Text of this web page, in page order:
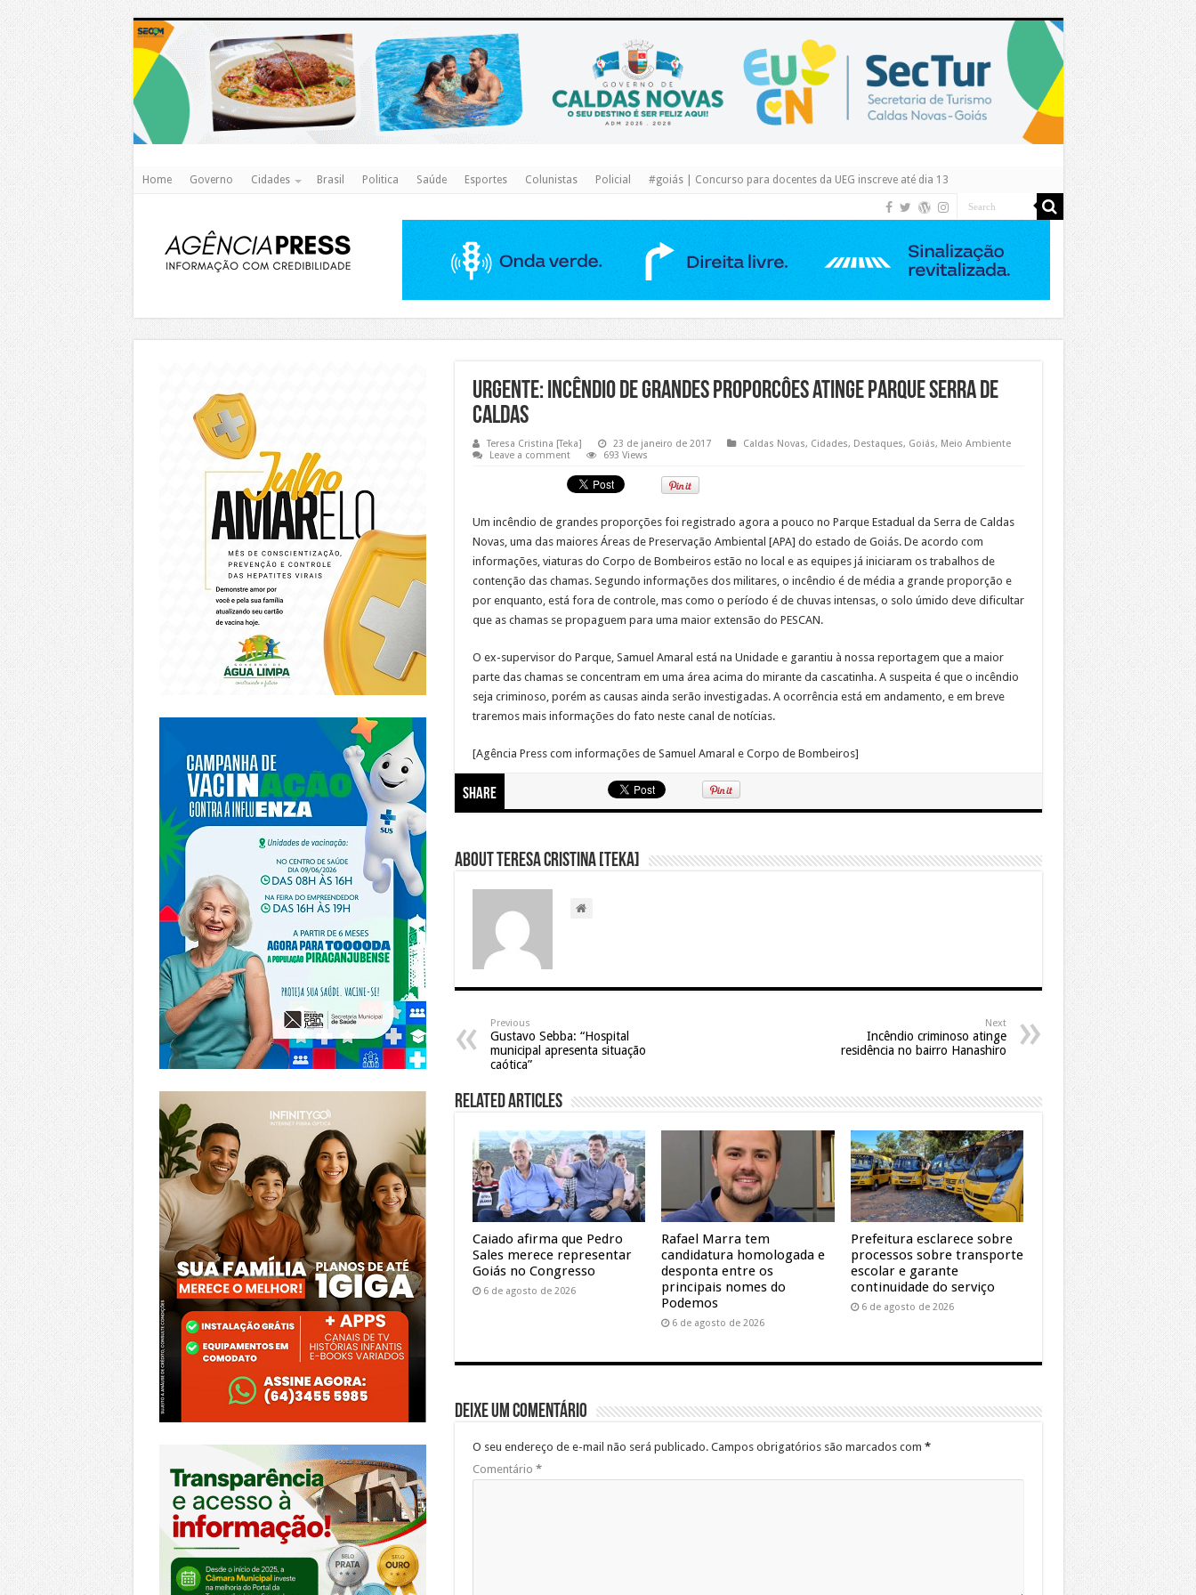
https://www.caldasnovas.go.gov.br/
Home Governo Cidades Brasil Politica Saúde Esportes Colunistas Policial #goiás | Concurso para docentes da UEG inscreve até dia 13
Urgente: Incêndio de grandes proporcôes atinge Parque Serra de
Caldas
Teresa Cristina [Teka] 23 de janeiro de 2017 Caldas Novas, Cidades, Destaques, Goiás, Meio Ambiente
Leave a comment
693 Views
Um incêndio de grandes proporções foi registrado agora a pouco no Parque Estadual da Serra de Caldas
Novas, uma das maiores Áreas de Preservação Ambiental [APA] do estado de Goiás. De acordo com
informações, viaturas do Corpo de Bombeiros estão no local e as equipes já iniciaram os trabalhos de
contenção das chamas. Segundo informações dos militares, o incêndio é de média a grande proporção e
por enquanto, está fora de controle, mas como o período é de chuvas intensas, o solo úmido deve dificultar
que as chamas se propaguem para uma maior extensão do PESCAN.
O ex-supervisor do Parque, Samuel Amaral está na Unidade e garantiu à nossa reportagem que a maior
parte das chamas se concentram em uma área acima do mirante da cascatinha. A suspeita é que o incêndio
seja criminoso, porém as causas ainda serão investigadas. A ocorrência está em andamento, e em breve
traremos mais informações do fato neste canal de notícias.
[Agência Press com informações de Samuel Amaral e Corpo de Bombeiros]
Share
About Teresa Cristina [Teka]
Previous
Gustavo Sebba: “Hospital
municipal apresenta situação
caótica”
Next
Incêndio criminoso atinge
residência no bairro Hanashiro
Related Articles
Caiado afirma que Pedro
Sales merece representar
Goiás no Congresso
6 de agosto de 2026
Rafael Marra tem
candidatura homologada e
desponta entre os
principais nomes do
Podemos
6 de agosto de 2026
Prefeitura esclarece sobre
processos sobre transporte
escolar e garante
continuidade do serviço
6 de agosto de 2026
Deixe um comentário
O seu endereço de e-mail não será publicado. Campos obrigatórios são marcados com *
Comentário *
https://piracanjuba.go.gov.br/
https://www.infinitygo.com.br/
https://morrinhos.go.leg.br/